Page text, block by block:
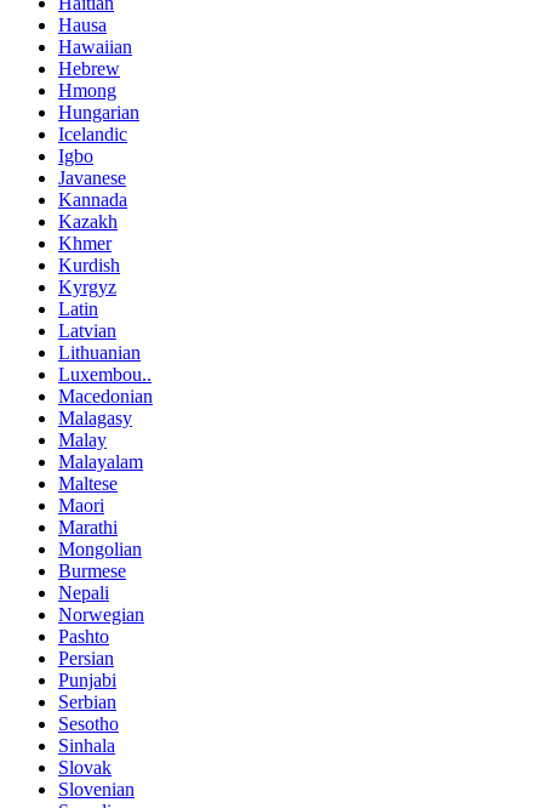
Hausa
Hawaiian
Hebrew
Hmong
Hungarian
Icelandic
Igbo
Javanese
Kannada
Kazakh
Khmer
Kurdish
Kyrgyz
Latin
Latvian
Lithuanian
Luxembou..
Macedonian
Malagasy
Malay
Malayalam
Maltese
Maori
Marathi
Mongolian
Burmese
Nepali
Norwegian
Pashto
Persian
Punjabi
Serbian
Sesotho
Sinhala
Slovak
Slovenian